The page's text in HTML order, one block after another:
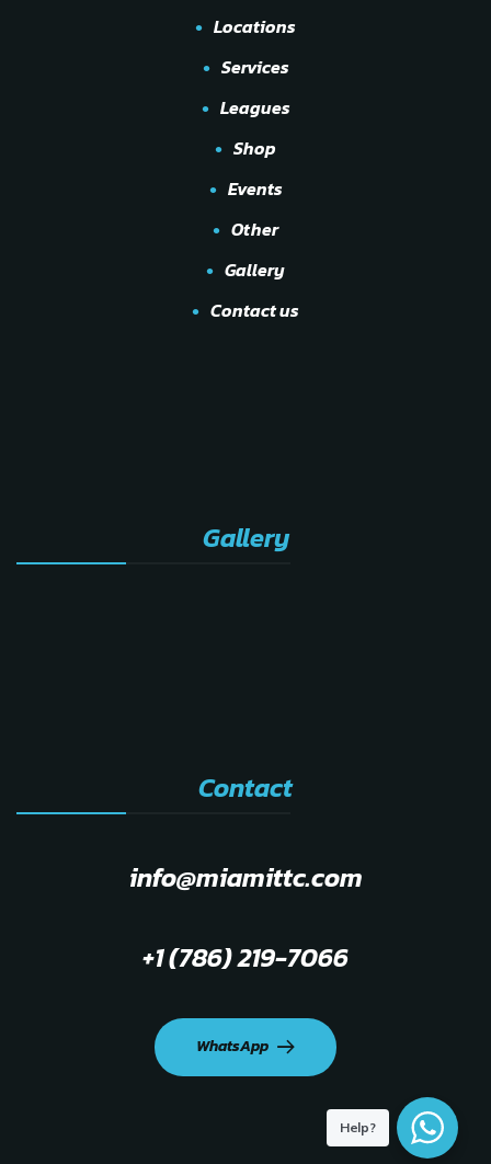
Locations
Services
Leagues
Shop
Events
Other
Gallery
Contact us
Gallery
Contact
info@miamittc.com
+1 (786) 219-7066
WhatsApp
Help?